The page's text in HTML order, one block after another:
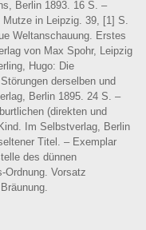
Berlin 1893. 16 S. –
in Leipzig. 39, [1] S.
Weltanschauung. Erstes
von Max Spohr, Leipzig
Hugo: Die
derselben und
Berlin 1895. 24 S. –
(direkten und
Im Selbstverlag, Berlin
Titel. – Exemplar
des dünnen
Ordnung. Vorsatz